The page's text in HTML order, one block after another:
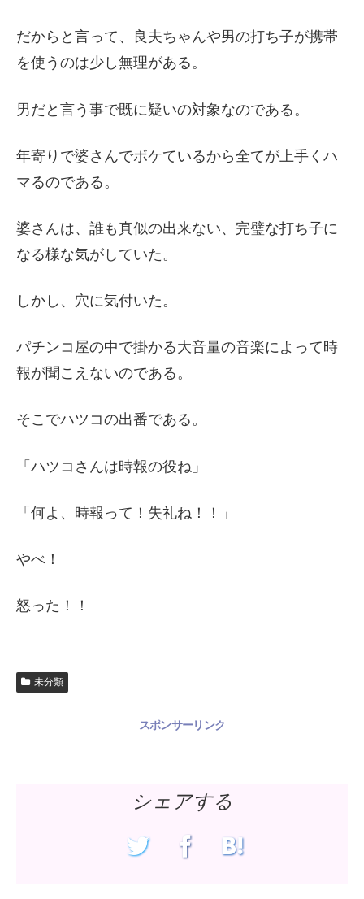
だからと言って、良夫ちゃんや男の打ち子が携帯
を使うのは少し無理がある。
男だと言う事で既に疑いの対象なのである。
年寄りで婆さんでボケているから全てが上手くハ
マるのである。
婆さんは、誰も真似の出来ない、完璧な打ち子に
なる様な気がしていた。
しかし、穴に気付いた。
パチンコ屋の中で掛かる大音量の音楽によって時
報が聞こえないのである。
そこでハツコの出番である。
「ハツコさんは時報の役ね」
「何よ、時報って！失礼ね！！」
やべ！
怒った！！
未分類
スポンサーリンク
シェアする